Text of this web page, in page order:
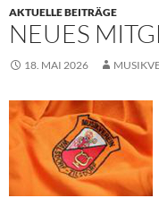
AKTUELLE BEITRÄGE
NEUES
18. MAI 2026